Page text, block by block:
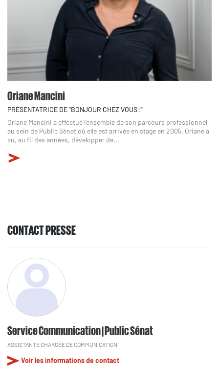
Oriane Mancini
PRÉSENTATRICE DE "BONJOUR CHEZ VOUS !"
Oriane Mancini a effectué l’ensemble de son parcours professionnel
au sein de Public Sénat où elle est arrivée en stage en 2005. Oriane a
su, au fil des années, développer de...
CONTACT PRESSE
Service Communication | Public Sénat
ASSISTANTE CHARGÉE DE COMMUNICATION
Voir les informations de contact